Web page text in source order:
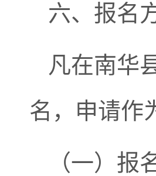
六、报名
凡在南华
名，申请作
（一）报